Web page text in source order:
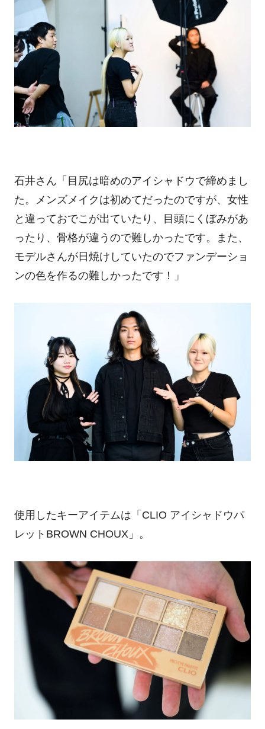
石井さん「目尻は暗めのアイシャドウで締めまし
た。メンズメイクは初めてだったのですが、女性
と違っておでこが出ていたり、目頭にくぼみがあ
ったり、骨格が違うので難しかったです。また、
モデルさんが日焼けしていたのでファンデーショ
ンの色を作るの難しかったです！」
使用したキーアイテムは「 CLIO アイシャドウパ
レット BROWN CHOUX 」。